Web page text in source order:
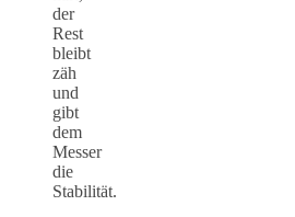
der
Rest
bleibt
zäh
und
gibt
dem
Messer
die
Stabilität.